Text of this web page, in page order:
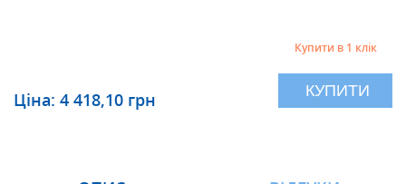
Ціна: 4 418,10 грн
Купити в 1 клік
КУПИТИ